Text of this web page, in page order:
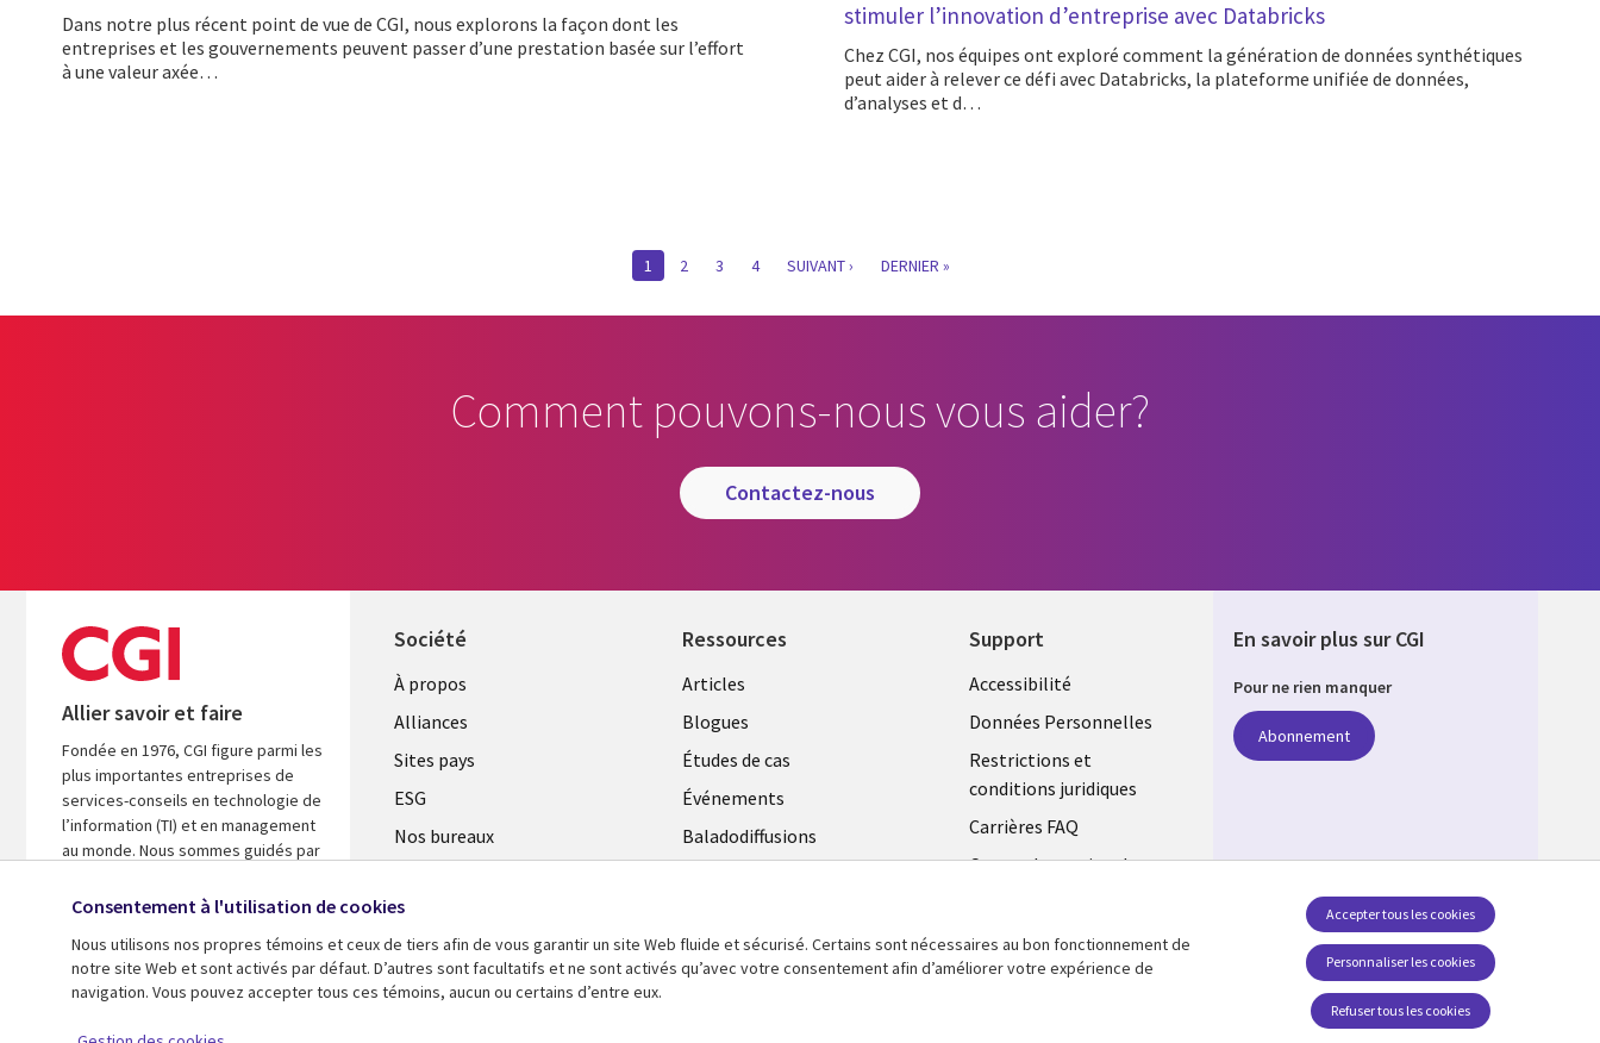
Dans notre plus récent point de vue de CGI, nous explorons la façon dont les
entreprises et les gouvernements peuvent passer d’une prestation basée sur l’effort
à une valeur axée…
stimuler l’innovation d’entreprise avec Databricks
Chez CGI, nos équipes ont exploré comment la génération de données synthétiques
peut aider à relever ce défi avec Databricks, la plateforme unifiée de données,
d’analyses et d…
CURRENT
1 PAGE
2 PAGE
3 PAGE
4 SUIVANTE
SUIVANT ›
LAST
DERNIER »
Comment pouvons-nous vous aider?
contactez-nous
Allier savoir et faire
Fondée en 1976, CGI figure parmi les
plus importantes entreprises de
services-conseils en technologie de
l’information (TI) et en management
au monde. Nous sommes guidés par
d’accélérer le rendement de vos
En savoir plus
Société
À propos
Alliances
Sites pays
ESG
Nos bureaux
Salle de presse
Ressources
Articles
Blogues
Études de cas
Événements
Baladodiffusions
Support
Accessibilité
Données Personnelles
Restrictions et
conditions juridiques
Carrières FAQ
Centre de gestion des
En savoir plus sur CGI
Pour ne rien manquer
Abonnement
Suivez-nous
Social Media Global FR
Consentement à l'utilisation de cookies
Nous utilisons nos propres témoins et ceux de tiers afin de vous garantir un site Web fluide et sécurisé. Certains sont nécessaires au bon fonctionnement de
notre site Web et sont activés par défaut. D’autres sont facultatifs et ne sont activés qu’avec votre consentement afin d’améliorer votre expérience de
navigation. Vous pouvez accepter tous ces témoins, aucun ou certains d’entre eux.
Personnaliser les cookies
Accepter tous les cookies
Refuser tous les cookies